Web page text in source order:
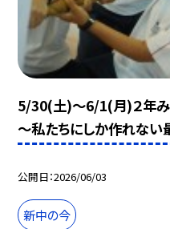
5/30(土)～6/1(月)２年
～私たちにしか作れな
公開日 2026/06/03
新中の今